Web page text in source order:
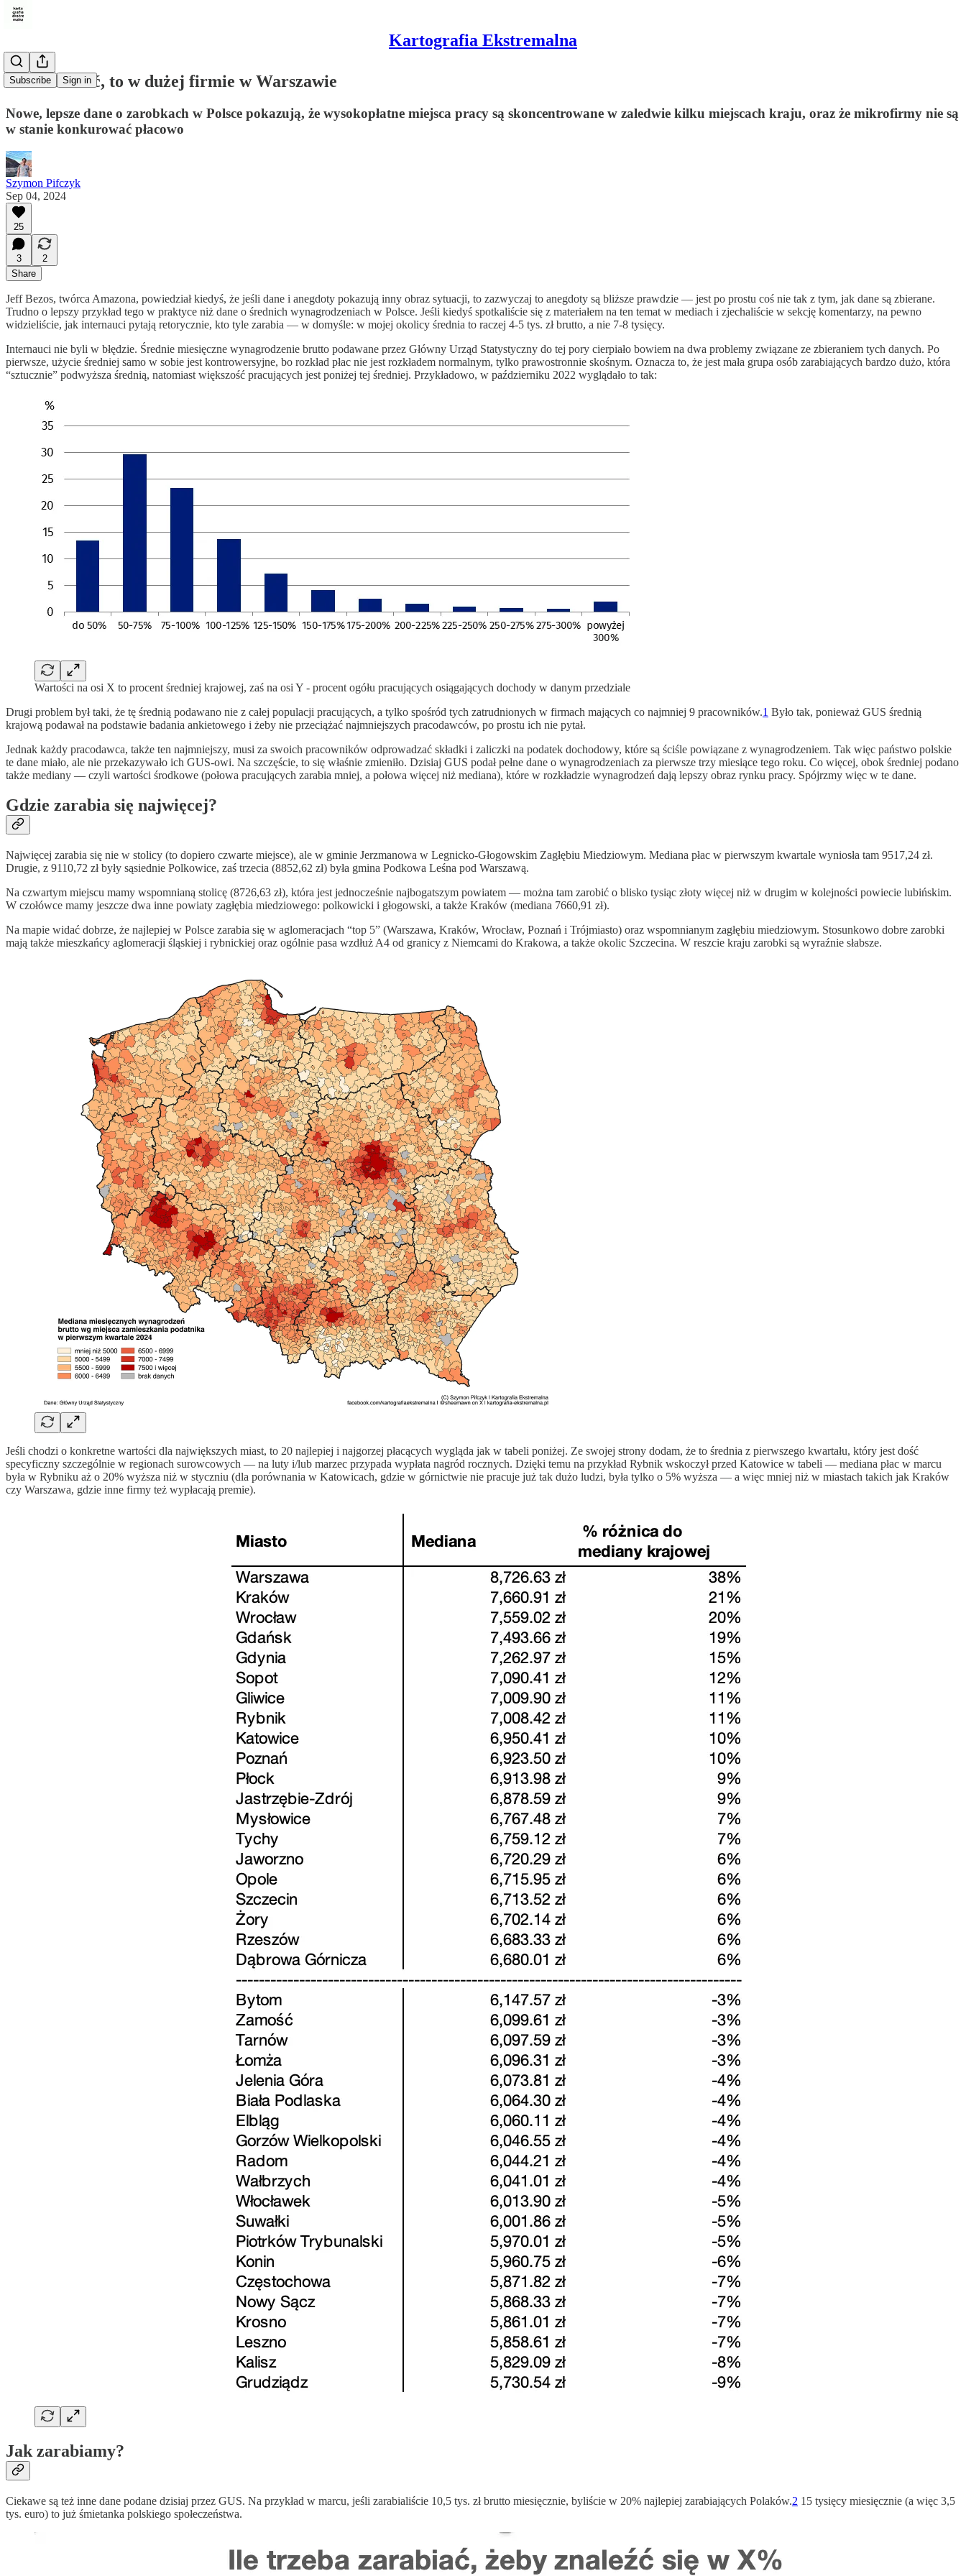
Kartografia Ekstremalna
Subscribe Sign in
Jak zarabiać, to w dużej firmie w Warszawie
Nowe, lepsze dane o zarobkach w Polsce pokazują, że wysokopłatne miejsca pracy są skoncentrowane w zaledwie kilku miejscach kraju, oraz że mikrofirmy nie są
w stanie konkurować płacowo
Szymon Pifczyk
Sep 04, 2024
25
3
2
Share
Jeff Bezos, twórca Amazona, powiedział kiedyś, że jeśli dane i anegdoty pokazują inny obraz sytuacji, to zazwyczaj to anegdoty są bliższe prawdzie — jest po prostu coś nie tak z tym, jak dane są zbierane.
Trudno o lepszy przykład tego w praktyce niż dane o średnich wynagrodzeniach w Polsce. Jeśli kiedyś spotkaliście się z materiałem na ten temat w mediach i zjechaliście w sekcję komentarzy, na pewno
widzieliście, jak internauci pytają retorycznie, kto tyle zarabia — w domyśle: w mojej okolicy średnia to raczej 4-5 tys. zł brutto, a nie 7-8 tysięcy.
Internauci nie byli w błędzie. Średnie miesięczne wynagrodzenie brutto podawane przez Główny Urząd Statystyczny do tej pory cierpiało bowiem na dwa problemy związane ze zbieraniem tych danych. Po
pierwsze, użycie średniej samo w sobie jest kontrowersyjne, bo rozkład płac nie jest rozkładem normalnym, tylko prawostronnie skośnym. Oznacza to, że jest mała grupa osób zarabiających bardzo dużo, która
“sztucznie” podwyższa średnią, natomiast większość pracujących jest poniżej tej średniej. Przykładowo, w październiku 2022 wyglądało to tak:
Wartości na osi X to procent średniej krajowej, zaś na osi Y - procent ogółu pracujących osiągających dochody w danym przedziale
Drugi problem był taki, że tę średnią podawano nie z całej populacji pracujących, a tylko spośród tych zatrudnionych w firmach mających co najmniej 9 pracowników.1 Było tak, ponieważ GUS średnią
krajową podawał na podstawie badania ankietowego i żeby nie przeciążać najmniejszych pracodawców, po prostu ich nie pytał.
Jednak każdy pracodawca, także ten najmniejszy, musi za swoich pracowników odprowadzać składki i zaliczki na podatek dochodowy, które są ściśle powiązane z wynagrodzeniem. Tak więc państwo polskie
te dane miało, ale nie przekazywało ich GUS-owi. Na szczęście, to się właśnie zmieniło. Dzisiaj GUS podał pełne dane o wynagrodzeniach za pierwsze trzy miesiące tego roku. Co więcej, obok średniej podano
także mediany — czyli wartości środkowe (połowa pracujących zarabia mniej, a połowa więcej niż mediana), które w rozkładzie wynagrodzeń dają lepszy obraz rynku pracy. Spójrzmy więc w te dane.
Gdzie zarabia się najwięcej?
Najwięcej zarabia się nie w stolicy (to dopiero czwarte miejsce), ale w gminie Jerzmanowa w Legnicko-Głogowskim Zagłębiu Miedziowym. Mediana płac w pierwszym kwartale wyniosła tam 9517,24 zł.
Drugie, z 9110,72 zł były sąsiednie Polkowice, zaś trzecia (8852,62 zł) była gmina Podkowa Leśna pod Warszawą.
Na czwartym miejscu mamy wspomnianą stolicę (8726,63 zł), która jest jednocześnie najbogatszym powiatem — można tam zarobić o blisko tysiąc złoty więcej niż w drugim w kolejności powiecie lubińskim.
W czołówce mamy jeszcze dwa inne powiaty zagłębia miedziowego: polkowicki i głogowski, a także Kraków (mediana 7660,91 zł).
Na mapie widać dobrze, że najlepiej w Polsce zarabia się w aglomeracjach “top 5” (Warszawa, Kraków, Wrocław, Poznań i Trójmiasto) oraz wspomnianym zagłębiu miedziowym. Stosunkowo dobre zarobki
mają także mieszkańcy aglomeracji śląskiej i rybnickiej oraz ogólnie pasa wzdłuż A4 od granicy z Niemcami do Krakowa, a także okolic Szczecina. W reszcie kraju zarobki są wyraźnie słabsze.
Jeśli chodzi o konkretne wartości dla największych miast, to 20 najlepiej i najgorzej płacących wygląda jak w tabeli poniżej. Ze swojej strony dodam, że to średnia z pierwszego kwartału, który jest dość
specyficzny szczególnie w regionach surowcowych — na luty i/lub marzec przypada wypłata nagród rocznych. Dzięki temu na przykład Rybnik wskoczył przed Katowice w tabeli — mediana płac w marcu
była w Rybniku aż o 20% wyższa niż w styczniu (dla porównania w Katowicach, gdzie w górnictwie nie pracuje już tak dużo ludzi, była tylko o 5% wyższa — a więc mniej niż w miastach takich jak Kraków
czy Warszawa, gdzie inne firmy też wypłacają premie).
Jak zarabiamy?
Ciekawe są też inne dane podane dzisiaj przez GUS. Na przykład w marcu, jeśli zarabialiście 10,5 tys. zł brutto miesięcznie, byliście w 20% najlepiej zarabiających Polaków.2 15 tysięcy miesięcznie (a więc 3,5
tys. euro) to już śmietanka polskiego społeczeństwa.